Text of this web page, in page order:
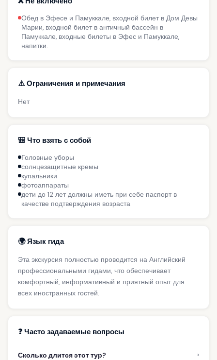
Обед в Эфесе и Памуккале, входной билет в Дом Девы
Марии, входной билет в античный бассейн в
Памуккале, входные билеты в Эфес и Памуккале,
напитки.
⚠️ Ограничения и примечания
Нет
🎒 Что взять с собой
Головные уборы
солнцезащитные кремы
купальники
фотоаппараты
дети до 12 лет должны иметь при себе паспорт в
качестве подтверждения возраста
🌍 Язык гида
Эта экскурсия полностью проводится на Английский
профессиональными гидами, что обеспечивает
комфортный, информативный и приятный опыт для
всех иностранных гостей.
❓ Часто задаваемые вопросы
Сколько длится этот тур? ›